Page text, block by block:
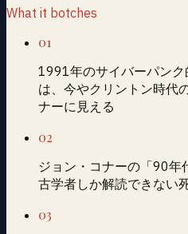
What it botches
01
1991年のサイバーパン
は、今やクリントン時代
ナーに見える
02
ジョン・コナーの「90年
古学者しか解読できない
03